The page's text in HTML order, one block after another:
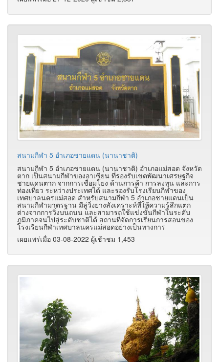
สนามกีฬา 5 อำเภอชายแดน (นานาชาติ)
สนามกีฬา 5 อำเภอชายแดน (นานาชาติ) อำเภอแม่สอด จังหวัด
ตาก เป็นสนามกีฬาของอาเซียน ที่รองรับเขตพัฒนาเศรษฐกิจ
ชายแดนตาก จากการเชื่อมโยง ด้านการค้า การลงทุน และการ
ท่องเที่ยว ระหว่างประเทศได้ และรองรับโรงเรียนกีฬาของ
เทศบาลนครแม่สอด สำหรับสนามกีฬา 5 อำเภอชายแดนเป็น
สนามกีฬามาตรฐาน มีลู่วิ่งยางสังเคราะห์ที่ให้ความรู้สึกแตก
ต่างจากการวิ่งบนถนน และสามารถใช้แข่งขั้นกีฬาในระดับ
ภูมิภาคจนไปสู่ระดับชาติได้ สถานที่จัดการเรียนการสอนของ
โรงเรียนกีฬาเทศบาลนครแม่สอดอย่างเป็นทางการ
เผยแพร่เมื่อ 03-08-2022 ผู้เช้าชม 1,453